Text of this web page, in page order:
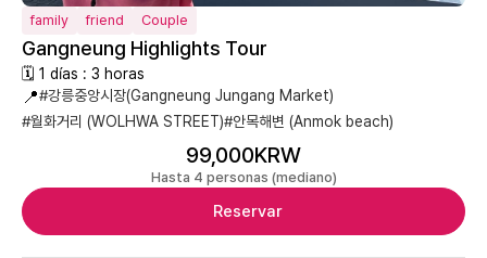
family friend Couple
Gangneung Highlights Tour
🗓 1 días : 3 horas
📍#강릉중앙시장(Gangneung Jungang Market)
#월화거리 (WOLHWA STREET)#안목해변 (Anmok beach)
99,000KRW
Hasta 4 personas (mediano)
Reservar